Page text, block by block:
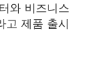
와 비즈니스
고 제품 출시